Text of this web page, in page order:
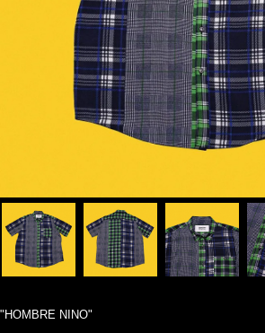
"HOMBRE NINO"